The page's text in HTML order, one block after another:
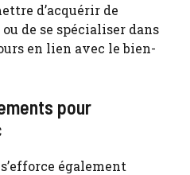
d’acquérir de
de se spécialiser dans
en lien avec le bien-
pour
également